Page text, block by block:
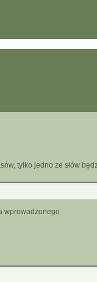
tylko jedno ze słów
wprowadzonego